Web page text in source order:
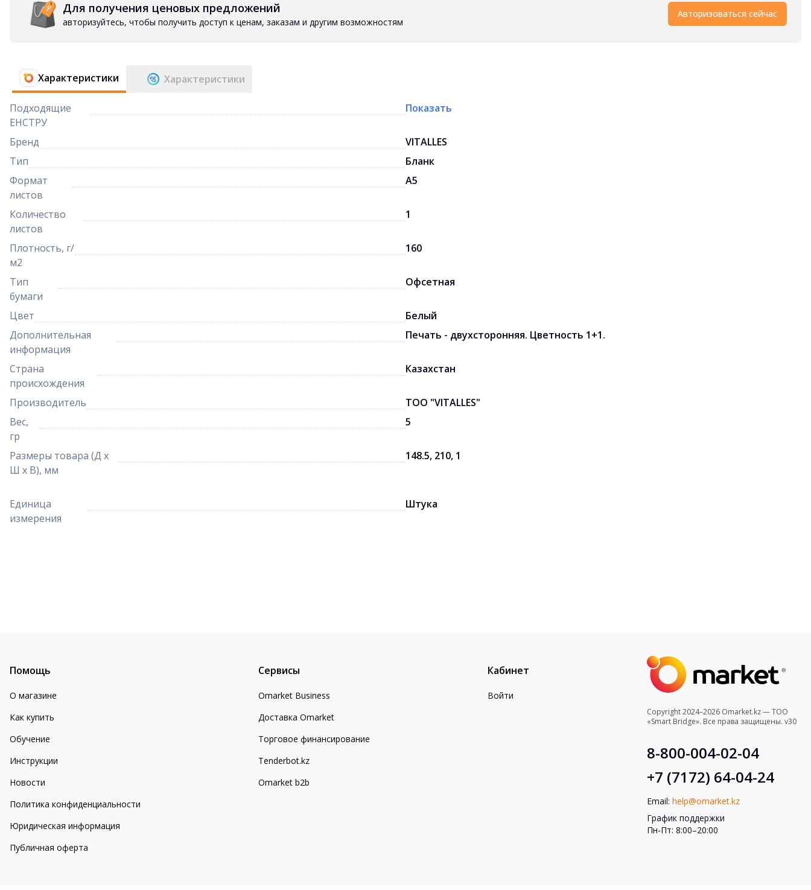
Для получения ценовых предложений
авторизуйтесь, чтобы получить доступ к ценам, заказам и другим возможностям
Авторизоваться сейчас
Характеристики Характеристики
Подходящие
ЕНСТРУ
Показать
Бренд
VITALLES
Тип
Бланк
Формат
листов
A5
Количество
листов
1
Плотность, г/
м2
160
Тип
бумаги
Офсетная
Цвет
Белый
Дополнительная
информация
Печать - двухсторонняя. Цветность 1+1.
Страна
происхождения
Казахстан
Производитель
ТОО "VITALLES"
Вес,
гр
5
Размеры товара (Д х
Ш х В), мм
148.5, 210, 1
Единица
измерения
Штука
Помощь
О магазине
Как купить
Обучение
Инструкции
Новости
Политика конфиденциальности
Юридическая информация
Публичная оферта
Сервисы
Omarket Business
Доставка Omarket
Торговое финансирование
Tenderbot.kz
Omarket b2b
Кабинет
Войти
Copyright 2024–2026 Omarket.kz — ТОО
«Smart Bridge». Все права защищены. v30
8-800-004-02-04
+7 (7172) 64-04-24
Email: help@omarket.kz
График поддержки
Пн-Пт: 8:00–20:00